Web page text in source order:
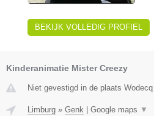
BEKIJK VOLLEDIG PROFIEL
Kinderanimatie Mister Creezy
Niet gevestigd in de plaats
Limburg » Genk Google maps ▼